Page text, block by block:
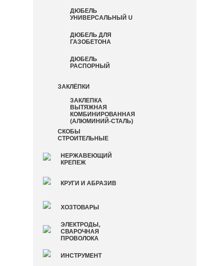
ДЮБЕЛЬ
УНИВЕРСАЛЬНЫЙ U
ДЮБЕЛЬ ДЛЯ
ГАЗОБЕТОНА
ДЮБЕЛЬ
РАСПОРНЫЙ
ЗАКЛЁПКИ
ЗАКЛЕПКА
ВЫТЯЖНАЯ
КОМБИНИРОВАННАЯ
(АЛЮМИНИЙ-СТАЛЬ)
СКОБЫ
СТРОИТЕЛЬНЫЕ
НЕРЖАВЕЮЩИЙ
КРЕПЕЖ
КРУГИ И АБРАЗИВ
ХОЗТОВАРЫ
ЭЛЕКТРОДЫ,
СВАРОЧНАЯ
ПРОВОЛОКА
ИНСТРУМЕНТ